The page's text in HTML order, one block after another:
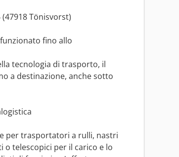
Tönisvorst)
fino allo
tecnologia di trasporto, il
a destinazione, anche sotto
per trasportatori a rulli, nastri
telescopici per il carico e lo